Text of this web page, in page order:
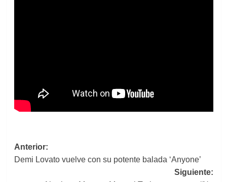
Navegación
de
Anterior:
Demi Lovato vuelve con su potente balada ‘Anyone’
Siguiente: